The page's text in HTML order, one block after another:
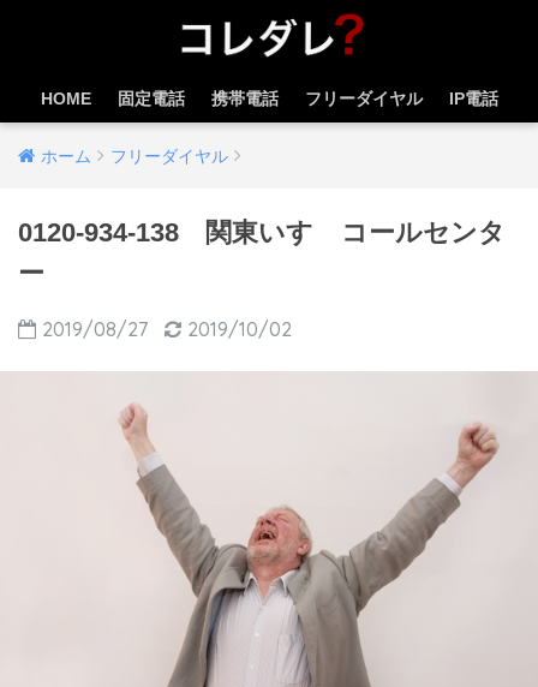
HOME 固定電話 携帯電話 フリーダイヤル IP電話
ホーム フリーダイヤル
0120-934-138 関東いすゞコールセンタ
ー
2019/08/27 2019/10/02